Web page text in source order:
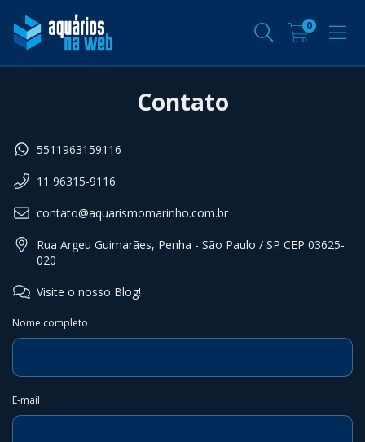
0
Contato
5511963159116
11 96315-9116
contato@aquarismomarinho.com.br
Rua Argeu Guimarães, Penha - São Paulo / SP CEP 03625-
020
Visite o nosso Blog!
Nome completo
E-mail